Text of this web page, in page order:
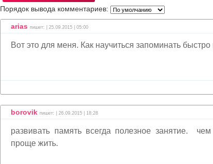
Порядок вывода комментариев:
ariasпишет: | 25.09.2015 | 05:00
Вот это для меня. Как научиться запоминать
borovikпишет: | 26.09.2015 | 18:28
развивать память всегда полезное занятие.
проще жить.